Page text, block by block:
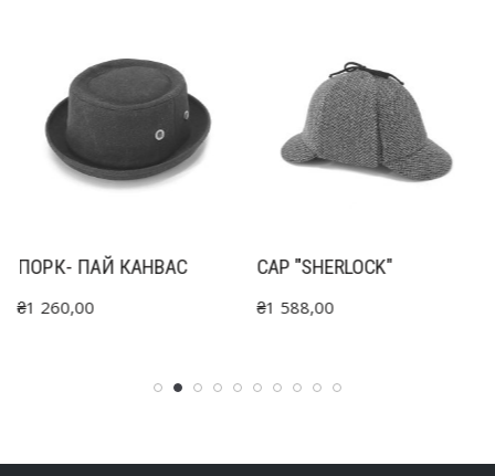
ПОРК- ПАЙ КАНВАС
₴1 260,00
CAP "SHERLOCK"
₴1 588,00